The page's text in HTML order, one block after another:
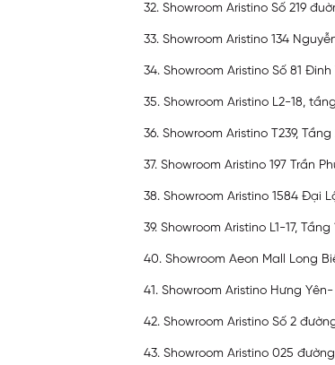
32. Showroom Aristino Số 219
33. Showroom Aristino 134
34. Showroom Aristino Số 81
35. Showroom Aristino L2-18,
36. Showroom Aristino T239,
37. Showroom Aristino 197 Trần
38. Showroom Aristino 1584 Đại
39. Showroom Aristino L1-17,
40. Showroom Aeon Mall Long
41. Showroom Aristino Hưng
42. Showroom Aristino Số 2
43. Showroom Aristino 025